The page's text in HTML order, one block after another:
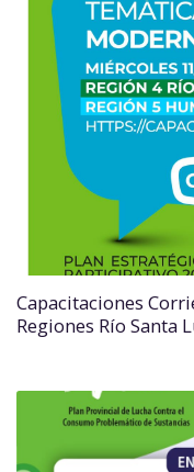
Capacitaciones
Regiones Río Santa